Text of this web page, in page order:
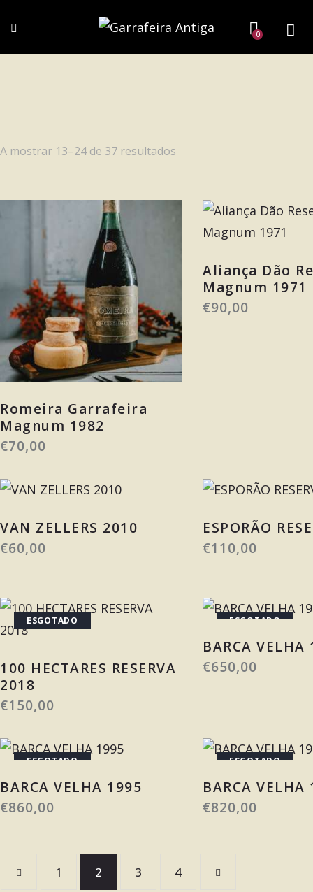
0
A mostrar 13–24 de 37 resultados
Romeira Garrafeira
Magnum 1982
€70,00
Aliança Dão
Magnum 1971
€90,00
VAN ZELLERS 2010
€60,00
ESPORÃO
€110,00
ESGOTADO
100 HECTARES RESERVA
2018
€150,00
ESGOTADO
BARCA VELHA
€650,00
ESGOTADO
BARCA VELHA 1995
€860,00
ESGOTADO
BARCA VELHA
€820,00
1 2 3 4